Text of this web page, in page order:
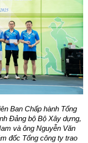
Ban Chấp hành Tổng
Đảng bộ Bộ Xây dựng,
và ông Nguyễn Văn
đốc Tổng công ty trao